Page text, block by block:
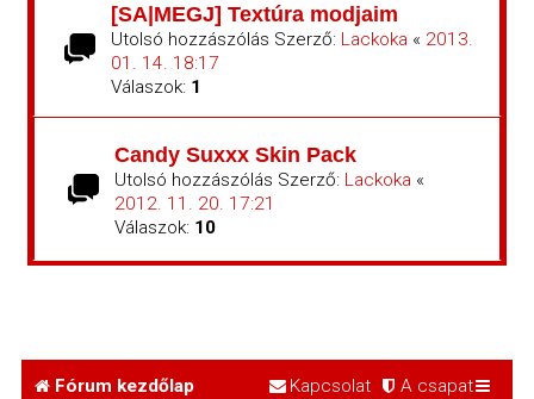
[SA|MEGJ] Textúra modjaim
Utolsó hozzászólás Szerző: Lackoka « 2013.
01. 14. 18:17
Válaszok: 1
Candy Suxxx Skin Pack
Utolsó hozzászólás Szerző: Lackoka «
2012. 11. 20. 17:21
Válaszok: 10
Fórum kezdőlap A csapat
Kapcsolat